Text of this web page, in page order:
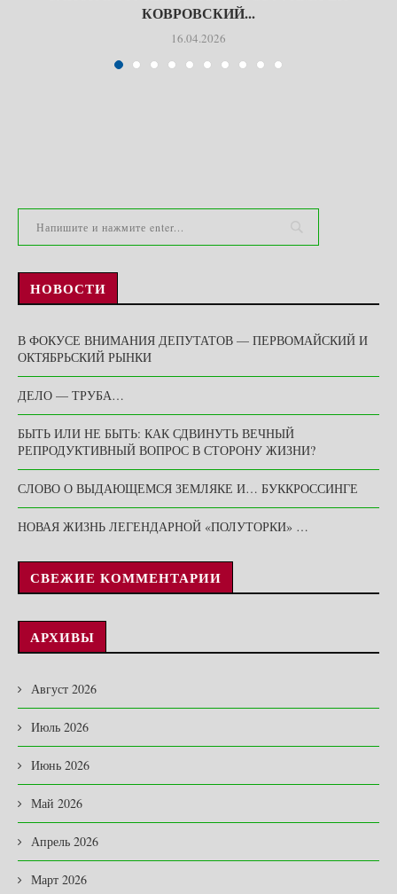
КОВРОВСКИЙ...
16.04.2026
НОВОСТИ
В ФОКУСЕ ВНИМАНИЯ ДЕПУТАТОВ — ПЕРВОМАЙСКИЙ И
ОКТЯБРЬСКИЙ РЫНКИ
ДЕЛО — ТРУБА…
БЫТЬ ИЛИ НЕ БЫТЬ: КАК СДВИНУТЬ ВЕЧНЫЙ
РЕПРОДУКТИВНЫЙ ВОПРОС В СТОРОНУ ЖИЗНИ?
СЛОВО О ВЫДАЮЩЕМСЯ ЗЕМЛЯКЕ И… БУККРОССИНГЕ
НОВАЯ ЖИЗНЬ ЛЕГЕНДАРНОЙ «ПОЛУТОРКИ» …
СВЕЖИЕ КОММЕНТАРИИ
АРХИВЫ
Август 2026
Июль 2026
Июнь 2026
Май 2026
Апрель 2026
Март 2026